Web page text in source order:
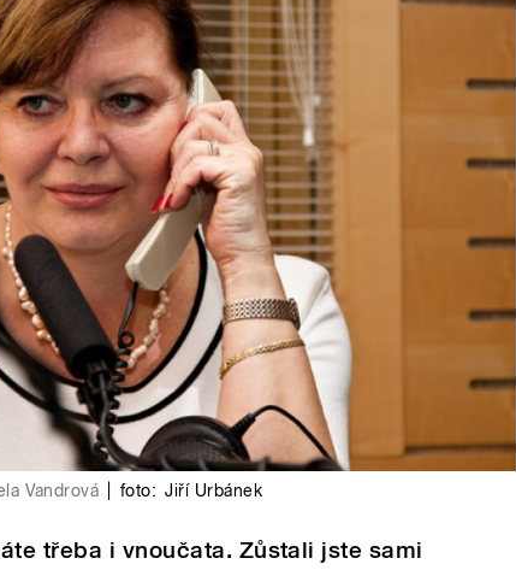
Vandrová foto: Jiří Urbánek
třeba i vnoučata. Zůstali jste sami